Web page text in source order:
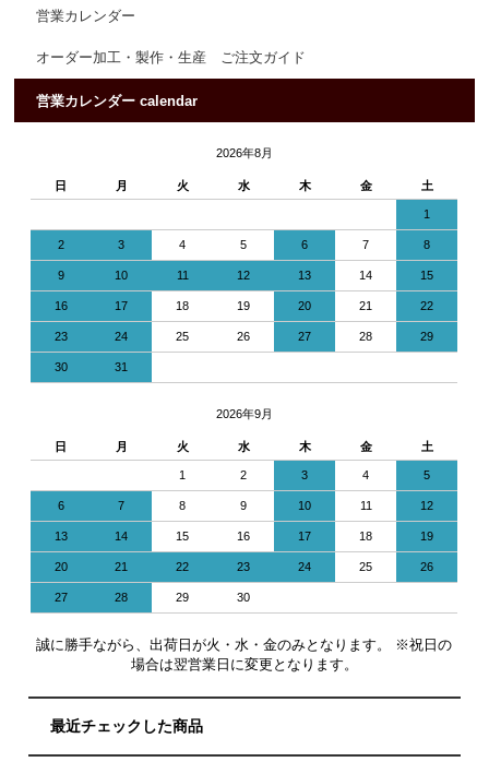
営業カレンダー
オーダー加工・製作・生産 ご注文ガイド
営業カレンダー calendar
2026年8月
日 月 火 水 木 金 土
1
2 3 4 5 6 7 8
9 10 11 12 13 14 15
16 17 18 19 20 21 22
23 24 25 26 27 28 29
30 31
2026年9月
日 月 火 水 木 金 土
1 2 3 4 5
6 7 8 9 10 11 12
13 14 15 16 17 18 19
20 21 22 23 24 25 26
27 28 29 30
誠に勝手ながら、出荷日が火・水・金のみとなります。 ※祝日の
場合は翌営業日に変更となります。
最近チェックした商品